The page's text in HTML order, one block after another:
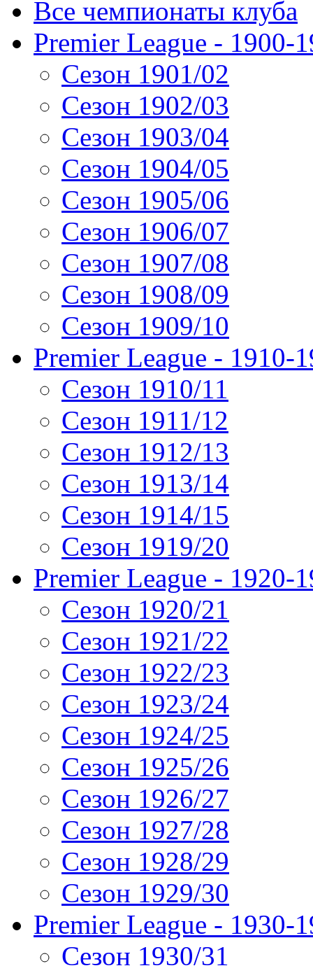
Все чемпионаты клуба
Premier League - 1900-
Сезон 1901/02
Сезон 1902/03
Сезон 1903/04
Сезон 1904/05
Сезон 1905/06
Сезон 1906/07
Сезон 1907/08
Сезон 1908/09
Сезон 1909/10
Premier League - 1910-
Сезон 1910/11
Сезон 1911/12
Сезон 1912/13
Сезон 1913/14
Сезон 1914/15
Сезон 1919/20
Premier League - 1920-
Сезон 1920/21
Сезон 1921/22
Сезон 1922/23
Сезон 1923/24
Сезон 1924/25
Сезон 1925/26
Сезон 1926/27
Сезон 1927/28
Сезон 1928/29
Сезон 1929/30
Premier League - 1930-
Сезон 1930/31